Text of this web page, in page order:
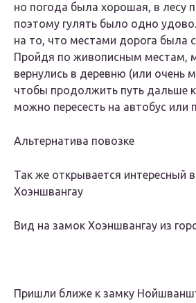
но погода была хорошая, в лесу
поэтому гулять было одно
на то, что местами дорога была
Пройдя по живописным местам,
вернулись в деревню (или очень
чтобы продолжить путь дальше
можно пересесть на автобус или
Альтернатива повозке
Так же открывается интересный
Хоэншвангау
Вид на замок Хоэншвангау из
Пришли ближе к замку